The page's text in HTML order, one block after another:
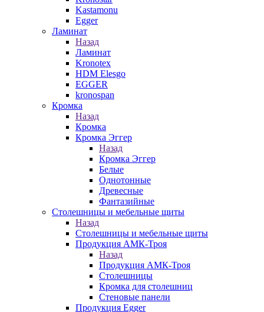
Kastamonu
Egger
Ламинат
Назад
Ламинат
Kronotex
HDM Elesgo
EGGER
kronospan
Кромка
Назад
Кромка
Кромка Эггер
Назад
Кромка Эггер
Белые
Однотонные
Древесные
Фантазийные
Столешницы и мебельные щиты
Назад
Столешницы и мебельные щиты
Продукция АМК-Троя
Назад
Продукция АМК-Троя
Столешницы
Кромка для столешниц
Стеновые панели
Продукция Egger